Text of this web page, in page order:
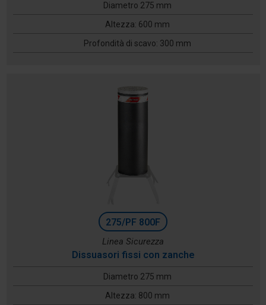
Diametro 275 mm
Altezza: 600 mm
Profondità di scavo: 300 mm
275/PF 800F
Linea Sicurezza
Dissuasori fissi con zanche
Diametro 275 mm
Altezza: 800 mm